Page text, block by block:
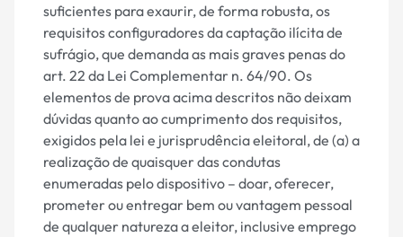
suficientes para exaurir, de forma robusta, os
requisitos configuradores da captação ilícita de
sufrágio, que demanda as mais graves penas do
art. 22 da Lei Complementar n. 64/90. Os
elementos de prova acima descritos não deixam
dúvidas quanto ao cumprimento dos requisitos,
exigidos pela lei e jurisprudência eleitoral, de (a) a
realização de quaisquer das condutas
enumeradas pelo dispositivo – doar, oferecer,
prometer ou entregar bem ou vantagem pessoal
de qualquer natureza a eleitor, inclusive emprego